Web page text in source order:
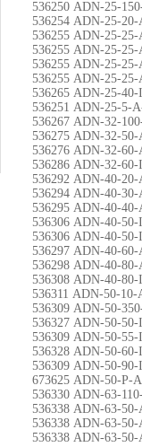
536250 ADN-25-
536254 ADN-25-
536255 ADN-25-
536255 ADN-25-
536255 ADN-25-
536255 ADN-25-
536265 ADN-25-
536251 ADN-25-5-
536267 ADN-32-
536275 ADN-32-
536276 ADN-32-
536286 ADN-32-
536292 ADN-40-
536294 ADN-40-
536295 ADN-40-
536306 ADN-40-
536306 ADN-40-
536297 ADN-40-
536298 ADN-40-
536308 ADN-40-
536311 ADN-50-
536309 ADN-50-
536327 ADN-50-
536309 ADN-50-
536328 ADN-50-
536309 ADN-50-
673625 ADN-50-P-A
536330 ADN-63-
536338 ADN-63-50-
536338 ADN-63-
536338 ADN-63-